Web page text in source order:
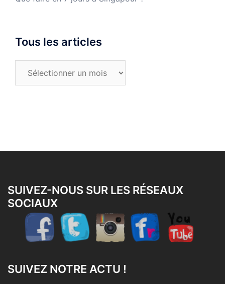
Tous les articles
SUIVEZ-NOUS SUR LES RÉSEAUX
SOCIAUX
SUIVEZ NOTRE ACTU !